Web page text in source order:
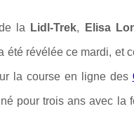
la Lidl-Trek, Elisa
été révélée ce mardi, et
la course en ligne des
pour trois ans avec la